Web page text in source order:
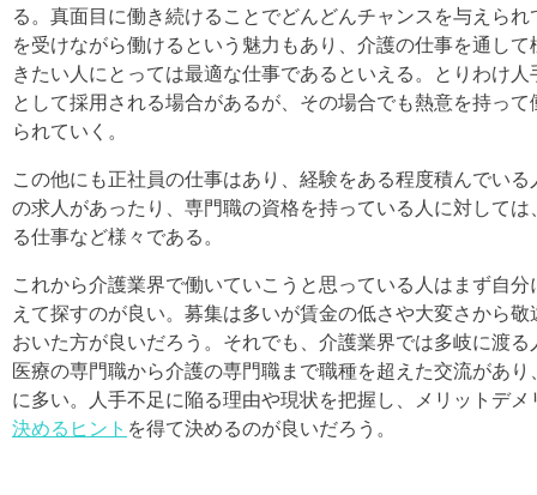
る。真面目に働き続けることでどんどんチャンスを与えら
を受けながら働けるという魅力もあり、介護の仕事を通し
きたい人にとっては最適な仕事であるといえる。とりわけ
として採用される場合があるが、その場合でも熱意を持っ
られていく。
この他にも正社員の仕事はあり、経験をある程度積んでい
の求人があったり、専門職の資格を持っている人に対して
る仕事など様々である。
これから介護業界で働いていこうと思っている人はまず自
えて探すのが良い。募集は多いが賃金の低さや大変さから
おいた方が良いだろう。それでも、介護業界では多岐に渡
医療の専門職から介護の専門職まで職種を超えた交流があ
に多い。人手不足に陥る理由や現状を把握し、メリットデ
決めるヒント を得て決めるのが良いだろう。